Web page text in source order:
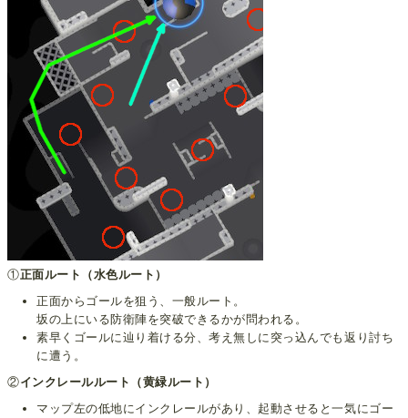
①正面ルート（水色ルート）
正面からゴールを狙う、一般ルート。
坂の上にいる防衛陣を突破できるかが問われる。
素早くゴールに辿り着ける分、考え無しに突っ込んでも返り討ち
に遭う。
②インクレールルート（黄緑ルート）
マップ左の低地にインクレールがあり、起動させると一気にゴー